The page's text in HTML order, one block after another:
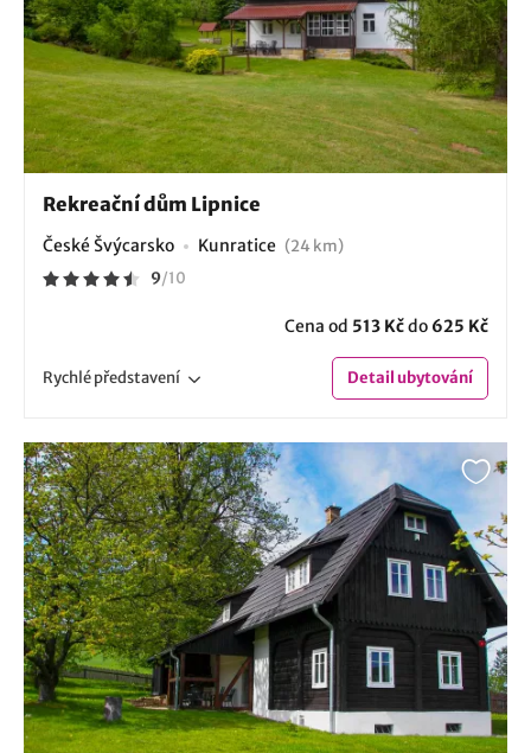
Rekreační dům Lipnice
České Švýcarsko Kunratice (24 km)
9/10
Cena od 513 Kčdo 625 Kč
Rychlépředstavení Detailubytování